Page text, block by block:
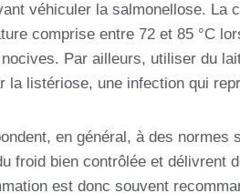
véhiculer la salmonellose. La
comprise entre 72 et 85 °C
Par ailleurs, utiliser du
la listériose, une infection qui
en général, à des normes
froid bien contrôlée et délivrent
est donc souvent